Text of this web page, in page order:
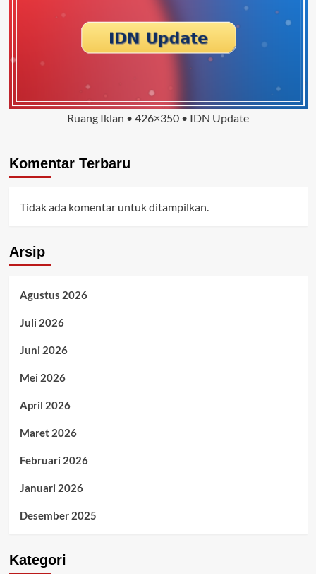
Ruang Iklan • 426×350 • IDN Update
Komentar Terbaru
Tidak ada komentar untuk ditampilkan.
Arsip
Agustus 2026
Juli 2026
Juni 2026
Mei 2026
April 2026
Maret 2026
Februari 2026
Januari 2026
Desember 2025
Kategori